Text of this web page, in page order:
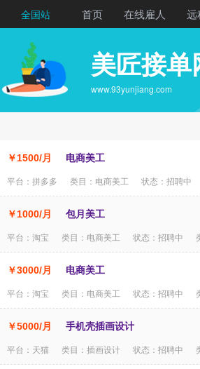
全国站 首页 在线雇人 远
美匠接单
www.93yunjiang.com
￥1500/月 电商美工
平台：拼多多 类目：电商美工 状态：招聘中
￥1000/月 包月美工
平台：淘宝 类目：电商美工 状态：招聘中 类
￥3000/月 电商美工
平台：淘宝 类目：电商美工 状态：招聘中 类
￥5000/月 手机壳插画设计
平台：天猫 类目：插画设计 状态：招聘中 类